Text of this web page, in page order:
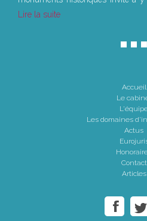
Lire la suite
Accueil
Le
Les domaines
Actus
Contact
Articles